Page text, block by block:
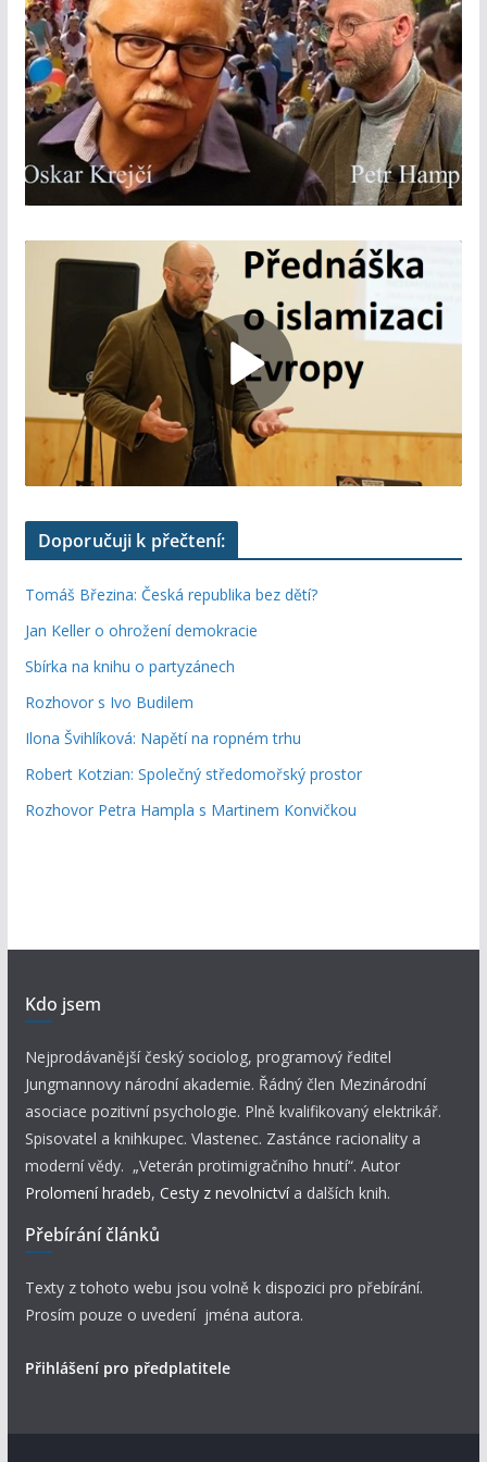
Doporučuji k přečtení:
Tomáš Březina: Česká republika bez dětí?
Jan Keller o ohrožení demokracie
Sbírka na knihu o partyzánech
Rozhovor s Ivo Budilem
Ilona Švihlíková: Napětí na ropném trhu
Robert Kotzian: Společný středomořský prostor
Rozhovor Petra Hampla s Martinem Konvičkou
Kdo jsem
Nejprodávanější český sociolog, programový ředitel
Jungmannovy národní akademie. Řádný člen Mezinárodní
asociace pozitivní psychologie. Plně kvalifikovaný elektrikář.
Spisovatel a knihkupec. Vlastenec. Zastánce racionality a
moderní vědy. „Veterán protimigračního hnutí“. Autor
Prolomení hradeb, Cesty z nevolnictví a dalších knih.
Přebírání článků
Texty z tohoto webu jsou volně k dispozici pro přebírání.
Prosím pouze o uvedení jména autora.
Přihlášení pro předplatitele